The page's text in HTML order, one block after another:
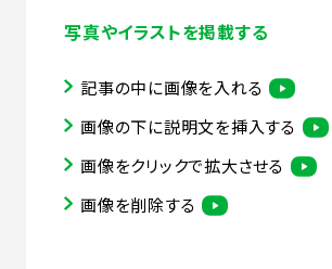
写真やイラストを掲載する
記事の中に画像を入れる
画像の下に説明文を挿入する
画像をクリックで拡大させる
画像を削除する